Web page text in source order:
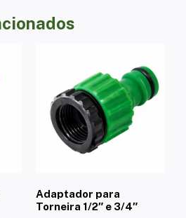
Adaptador para
Torneira 1/2″ e 3/4″